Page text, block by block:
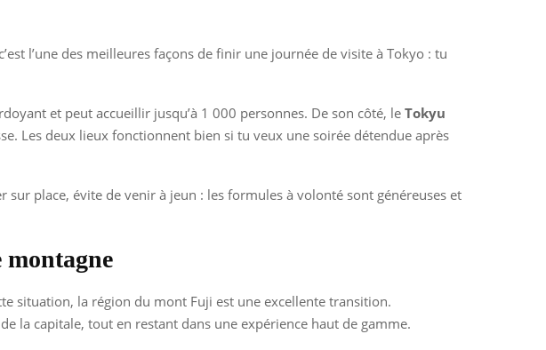
l’une des meilleures façons de finir une journée de visite à Tokyo : tu
et peut accueillir jusqu’à 1 000 personnes. De son côté, le Tokyu
Les deux lieux fonctionnent bien si tu veux une soirée détendue après
place, évite de venir à jeun : les formules à volonté sont généreuses et
situation, la région du mont Fuji est une excellente transition.
la capitale, tout en restant dans une expérience haut de gamme.